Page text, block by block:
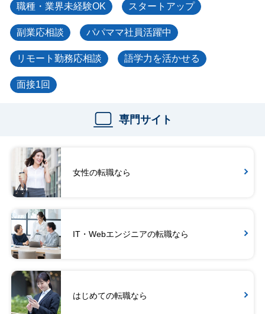
職種・業界未経験OK スタートアップ
副業応相談 パパママ社員活躍中
リモート勤務応相談 語学力を活かせる
面接1回
専門サイト
女性の転職なら
IT・Webエンジニアの転職なら
はじめての転職なら